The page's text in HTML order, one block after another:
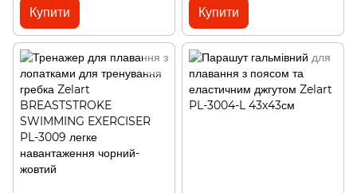
Купити Купити